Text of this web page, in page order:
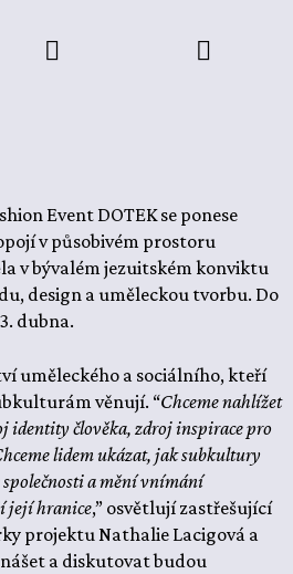
Event DOTEK se ponese
v působivém prostoru
v bývalém jezuitském konviktu
design a uměleckou tvorbu. Do
dubna.
uměleckého a sociálního, kteří
věnují. “Chceme nahlížet
identity člověka, zdroj inspirace pro
lidem ukázat, jak subkultury
a mění vnímání
její hranice,” osvětlují zastřešující
projektu Nathalie Lacigová a
a diskutovat budou